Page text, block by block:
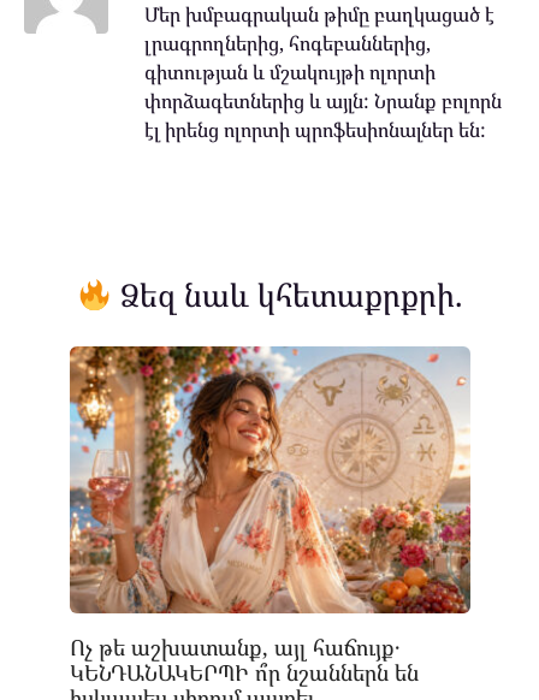
Մեր խմբագրական թիմը բաղկացած է
լրագրողներից, հոգեբաններից,
գիտության և մշակույթի ոլորտի
փորձագետներից և այլն: Նրանք բոլորն
էլ իրենց ոլորտի պրոֆեսիոնալներ են:
Ձեզ նաև կհետաքրքրի.
Ոչ թե աշխատանք, այլ հաճույք․
ԿԵՆԴԱՆԱԿԵՐՊԻ ո՞ր նշաններն են